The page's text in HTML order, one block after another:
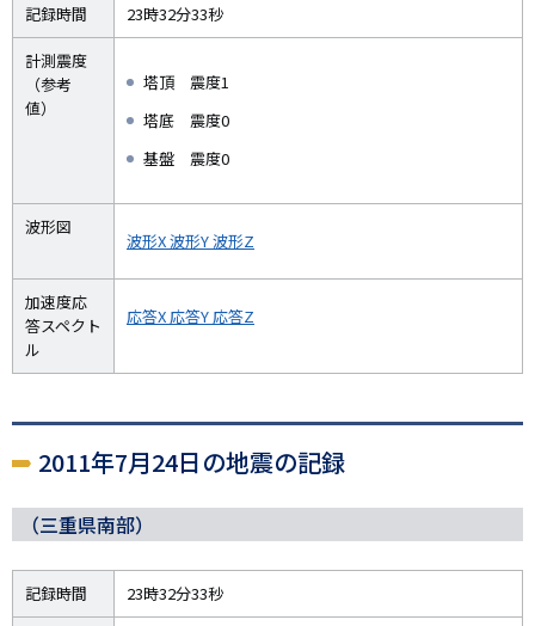
記録時間 23時32分33秒
計測震度
（参考
値）
塔頂 震度1
塔底 震度0
基盤 震度0
波形図
波形X波形Y波形Z
加速度応
答スペクト
ル
応答X 応答Y 応答Z
2011年7月24日の地震の記録
（三重県南部）
記録時間 23時32分33秒